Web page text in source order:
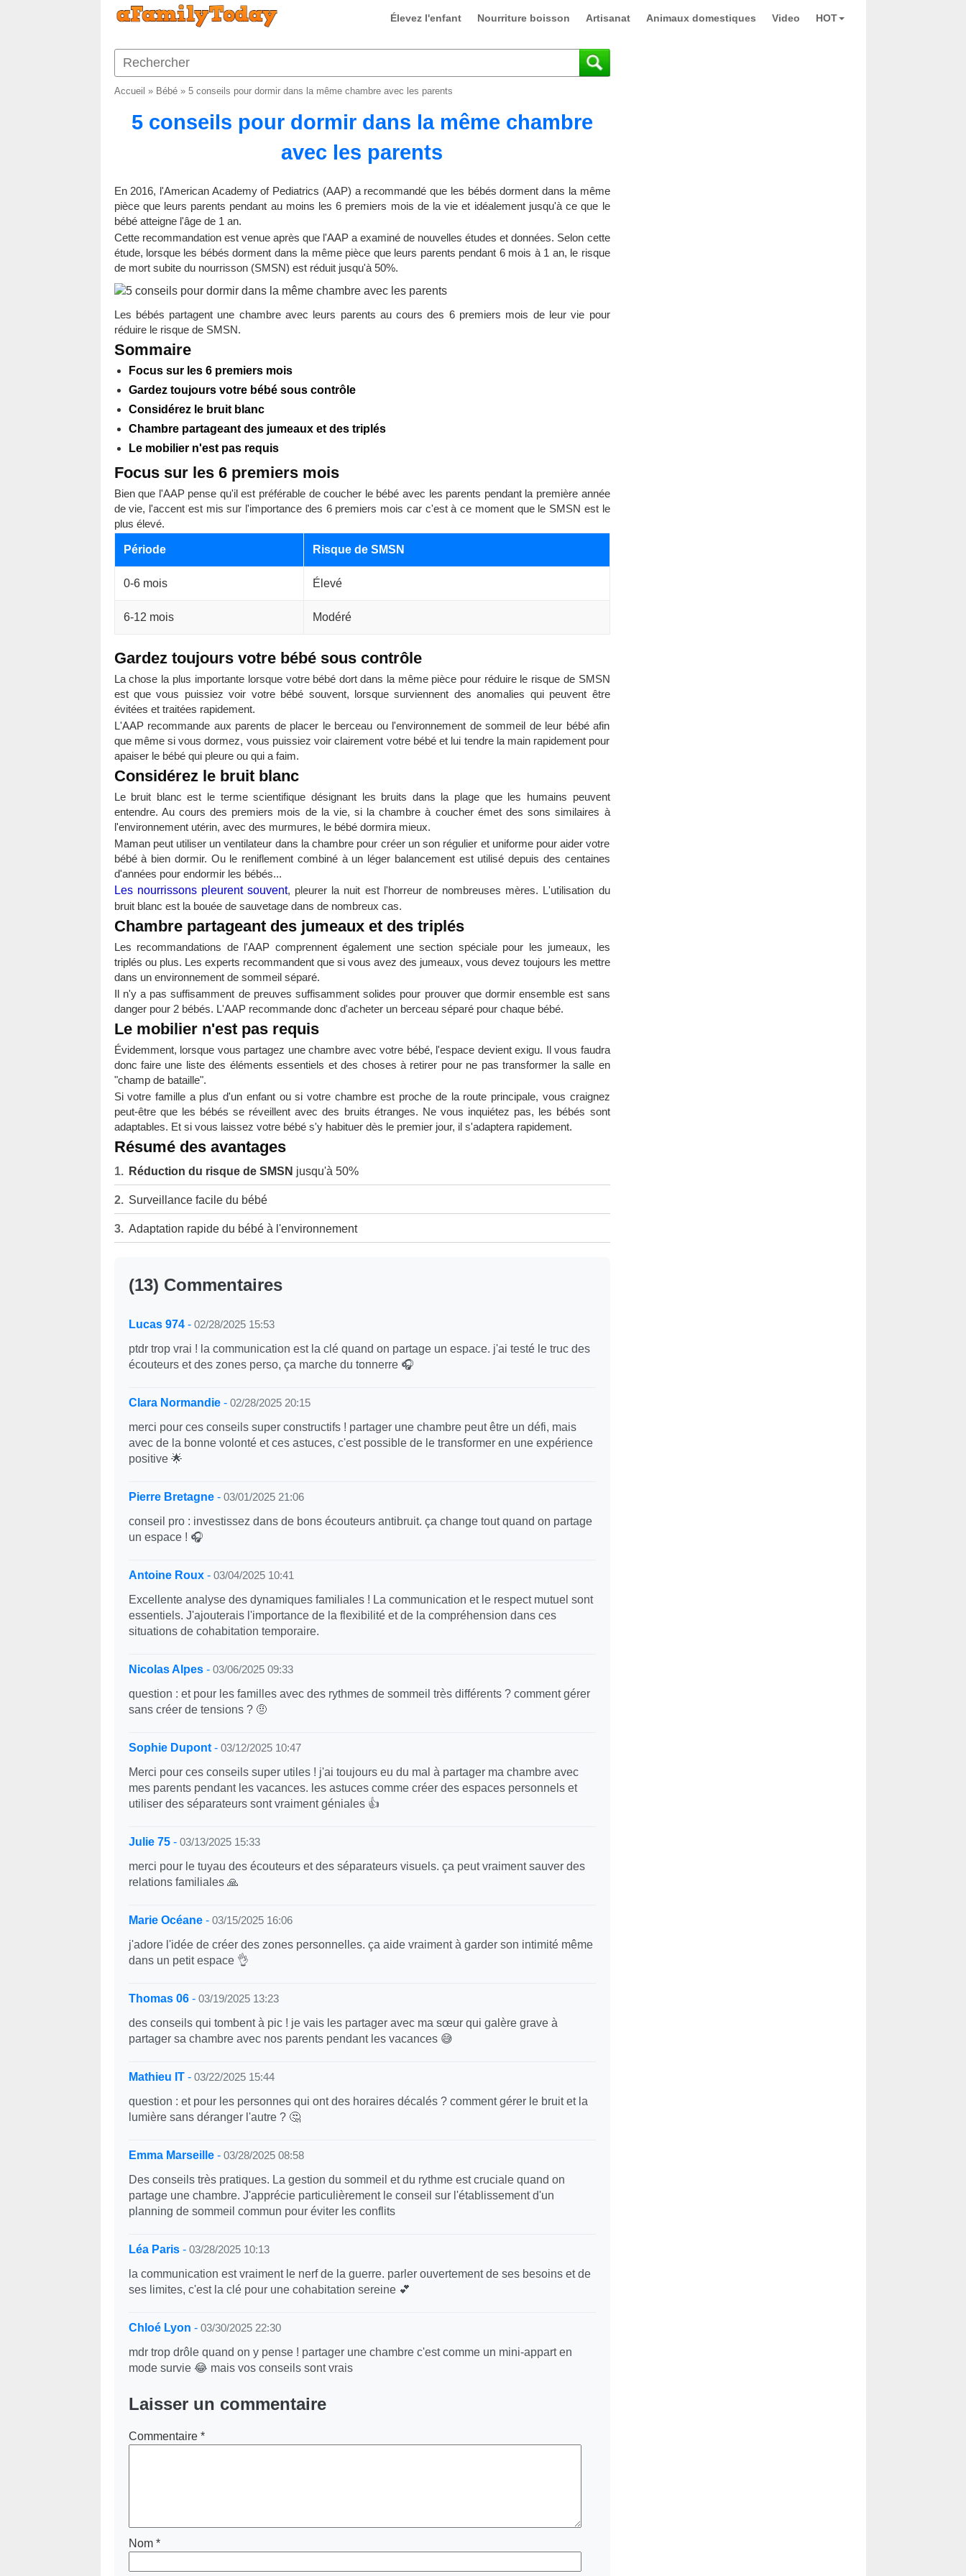
Élevez l'enfant Nourriture boisson Artisanat Animaux domestiques Video HOT
Accueil » Bébé» 5 conseils pour dormir dans la même chambre avec les parents
5 conseils pour dormir dans la même chambre
avec les parents
En 2016, l'American Academy of Pediatrics (AAP) a recommandé que les bébés dorment dans la même
pièce que leurs parents pendant au moins les 6 premiers mois de la vie et idéalement jusqu'à ce que le
bébé atteigne l'âge de 1 an.
Cette recommandation est venue après que l'AAP a examiné de nouvelles études et données. Selon cette
étude, lorsque les bébés dorment dans la même pièce que leurs parents pendant 6 mois à 1 an, le risque
de mort subite du nourrisson (SMSN) est réduit jusqu'à 50%.
Les bébés partagent une chambre avec leurs parents au cours des 6 premiers mois de leur vie pour
réduire le risque de SMSN.
Sommaire
Focus sur les 6 premiers mois
Gardez toujours votre bébé sous contrôle
Considérez le bruit blanc
Chambre partageant des jumeaux et des triplés
Le mobilier n'est pas requis
Focus sur les 6 premiers mois
Bien que l'AAP pense qu'il est préférable de coucher le bébé avec les parents pendant la première année
de vie, l'accent est mis sur l'importance des 6 premiers mois car c'est à ce moment que le SMSN est le
plus élevé.
Période Risque de SMSN
0-6 mois Élevé
6-12 mois Modéré
Gardez toujours votre bébé sous contrôle
La chose la plus importante lorsque votre bébé dort dans la même pièce pour réduire le risque de SMSN
est que vous puissiez voir votre bébé souvent, lorsque surviennent des anomalies qui peuvent être
évitées et traitées rapidement.
L'AAP recommande aux parents de placer le berceau ou l'environnement de sommeil de leur bébé afin
que même si vous dormez, vous puissiez voir clairement votre bébé et lui tendre la main rapidement pour
apaiser le bébé qui pleure ou qui a faim.
Considérez le bruit blanc
Le bruit blanc est le terme scientifique désignant les bruits dans la plage que les humains peuvent
entendre. Au cours des premiers mois de la vie, si la chambre à coucher émet des sons similaires à
l'environnement utérin, avec des murmures, le bébé dormira mieux.
Maman peut utiliser un ventilateur dans la chambre pour créer un son régulier et uniforme pour aider votre
bébé à bien dormir. Ou le reniflement combiné à un léger balancement est utilisé depuis des centaines
d'années pour endormir les bébés...
Les nourrissons pleurent souvent, pleurer la nuit est l'horreur de nombreuses mères. L'utilisation du
bruit blanc est la bouée de sauvetage dans de nombreux cas.
Chambre partageant des jumeaux et des triplés
Les recommandations de l'AAP comprennent également une section spéciale pour les jumeaux, les
triplés ou plus. Les experts recommandent que si vous avez des jumeaux, vous devez toujours les mettre
dans un environnement de sommeil séparé.
Il n'y a pas suffisamment de preuves suffisamment solides pour prouver que dormir ensemble est sans
danger pour 2 bébés. L'AAP recommande donc d'acheter un berceau séparé pour chaque bébé.
Le mobilier n'est pas requis
Évidemment, lorsque vous partagez une chambre avec votre bébé, l'espace devient exigu. Il vous faudra
donc faire une liste des éléments essentiels et des choses à retirer pour ne pas transformer la salle en
"champ de bataille".
Si votre famille a plus d'un enfant ou si votre chambre est proche de la route principale, vous craignez
peut-être que les bébés se réveillent avec des bruits étranges. Ne vous inquiétez pas, les bébés sont
adaptables. Et si vous laissez votre bébé s'y habituer dès le premier jour, il s'adaptera rapidement.
Résumé des avantages
Réduction du risque de SMSN jusqu'à 50%
Surveillance facile du bébé
Adaptation rapide du bébé à l'environnement
(13) Commentaires
Lucas 974- 02/28/2025 15:53
ptdr trop vrai ! la communication est la clé quand on partage un espace. j'ai testé le truc des
écouteurs et des zones perso, ça marche du tonnerre 🎧
Clara Normandie- 02/28/2025 20:15
merci pour ces conseils super constructifs ! partager une chambre peut être un défi, mais
avec de la bonne volonté et ces astuces, c'est possible de le transformer en une expérience
positive 🌟
Pierre Bretagne- 03/01/2025 21:06
conseil pro : investissez dans de bons écouteurs antibruit. ça change tout quand on partage
un espace ! 🎧
Antoine Roux- 03/04/2025 10:41
Excellente analyse des dynamiques familiales ! La communication et le respect mutuel sont
essentiels. J'ajouterais l'importance de la flexibilité et de la compréhension dans ces
situations de cohabitation temporaire.
Nicolas Alpes- 03/06/2025 09:33
question : et pour les familles avec des rythmes de sommeil très différents ? comment gérer
sans créer de tensions ? 🤨
Sophie Dupont- 03/12/2025 10:47
Merci pour ces conseils super utiles ! j'ai toujours eu du mal à partager ma chambre avec
mes parents pendant les vacances. les astuces comme créer des espaces personnels et
utiliser des séparateurs sont vraiment géniales 👍
Julie 75- 03/13/2025 15:33
merci pour le tuyau des écouteurs et des séparateurs visuels. ça peut vraiment sauver des
relations familiales 🙏
Marie Océane- 03/15/2025 16:06
j'adore l'idée de créer des zones personnelles. ça aide vraiment à garder son intimité même
dans un petit espace 👌
Thomas 06- 03/19/2025 13:23
des conseils qui tombent à pic ! je vais les partager avec ma sœur qui galère grave à
partager sa chambre avec nos parents pendant les vacances 😅
Mathieu IT- 03/22/2025 15:44
question : et pour les personnes qui ont des horaires décalés ? comment gérer le bruit et la
lumière sans déranger l'autre ? 🤔
Emma Marseille- 03/28/2025 08:58
Des conseils très pratiques. La gestion du sommeil et du rythme est cruciale quand on
partage une chambre. J'apprécie particulièrement le conseil sur l'établissement d'un
planning de sommeil commun pour éviter les conflits
Léa Paris- 03/28/2025 10:13
la communication est vraiment le nerf de la guerre. parler ouvertement de ses besoins et de
ses limites, c'est la clé pour une cohabitation sereine 💕
Chloé Lyon - 03/30/2025 22:30
mdr trop drôle quand on y pense ! partager une chambre c'est comme un mini-appart en
mode survie 😂 mais vos conseils sont vrais
Laisser un commentaire
Commentaire *
Nom *